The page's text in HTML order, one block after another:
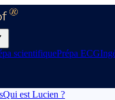
scientifiquePrépa ECG
Qui est Lucien ?